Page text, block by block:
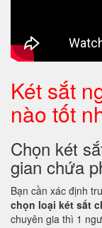
Két sắt
nào tốt
Chọn két
gian chứa
Bạn cần xác định
chọn loại két sắt
chuyên gia thì 1